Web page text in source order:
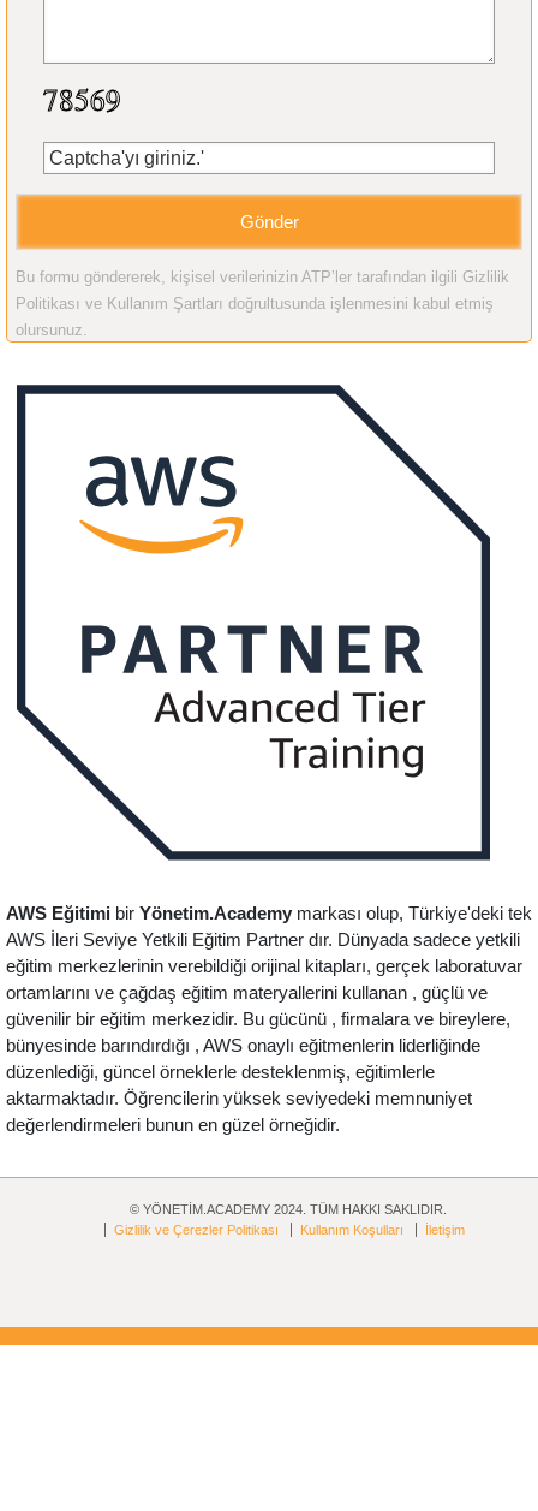
Bu formu göndererek, kişisel verilerinizin ATP’ler tarafından ilgili Gizlilik
Politikası ve Kullanım Şartları doğrultusunda işlenmesini kabul etmiş
olursunuz.
AWS Eğitimi bir Yönetim.Academy markası olup, Türkiye'deki tek
AWS İleri Seviye Yetkili Eğitim Partner dır. Dünyada sadece yetkili
eğitim merkezlerinin verebildiği orijinal kitapları, gerçek laboratuvar
ortamlarını ve çağdaş eğitim materyallerini kullanan , güçlü ve
güvenilir bir eğitim merkezidir. Bu gücünü , firmalara ve bireylere,
bünyesinde barındırdığı , AWS onaylı eğitmenlerin liderliğinde
düzenlediği, güncel örneklerle desteklenmiş, eğitimlerle
aktarmaktadır. Öğrencilerin yüksek seviyedeki memnuniyet
değerlendirmeleri bunun en güzel örneğidir.
© YÖNETİM.ACADEMY 2024. TÜM HAKKI SAKLIDIR.
Gizlilik ve Çerezler Politikası
Kullanım Koşulları İletişim